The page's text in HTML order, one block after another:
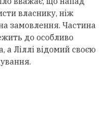
власнику, ніж
замовлення. Частина
до особливо
а Ліллі відомий своєю